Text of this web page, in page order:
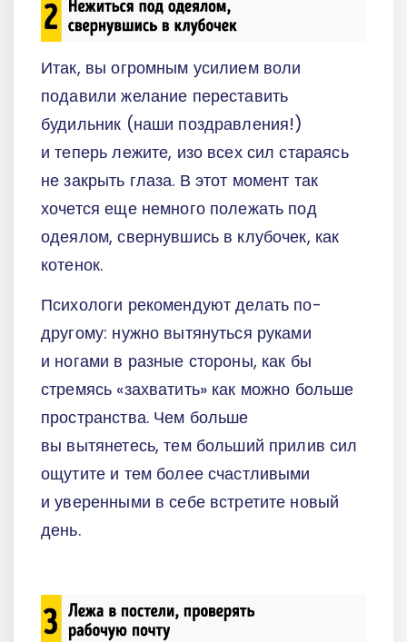
Итак, вы огромным усилием воли
подавили желание переставить
будильник (наши поздравления!)
и теперь лежите, изо всех сил стараясь
не закрыть глаза. В этот момент так
хочется еще немного полежать под
одеялом, свернувшись в клубочек, как
котенок.
Психологи рекомендуют делать по-
другому: нужно вытянуться руками
и ногами в разные стороны, как бы
стремясь «захватить» как можно больше
пространства. Чем больше
вы вытянетесь, тем больший прилив сил
ощутите и тем более счастливыми
и уверенными в себе встретите новый
день.